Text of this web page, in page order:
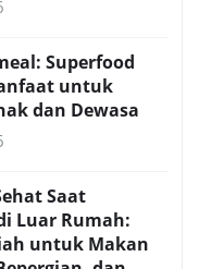
Superfood
untuk
dan Dewasa
Saat
Luar Rumah:
untuk Makan